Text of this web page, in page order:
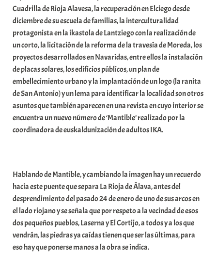
Cuadrilla de Rioja Alavesa, la recuperación en Elciego desde
diciembre de su escuela de familias, la interculturalidad
protagonista en la ikastola de Lantziego con la realización de
un corto, la licitación de la reforma de la travesía de Moreda, los
proyectos desarrollados en Navaridas, entre ellos la instalación
de placas solares, los edificios públicos, un plan de
embellecimiento urbano y la implantación de un logo (la ranita
de San Antonio) y un lema para identificar la localidad son otros
asuntos que también aparecen en una revista en cuyo interior se
encuentra un nuevo número de ‘Mantible’ realizado por la
coordinadora de euskaldunización de adultos IKA.
Hablando de Mantible, y cambiando la imagen hay un recuerdo
hacia este puente que separa La Rioja de Álava, antes del
desprendimiento del pasado 24 de enero de uno de sus arcos en
el lado riojano y se señala que por respeto a la vecindad de esos
dos pequeños pueblos, Laserna y El Cortijo, a todos y a los que
vendrán, las piedras ya caídas tienen que ser las últimas, para
eso hay que ponerse manos a la obra se indica.